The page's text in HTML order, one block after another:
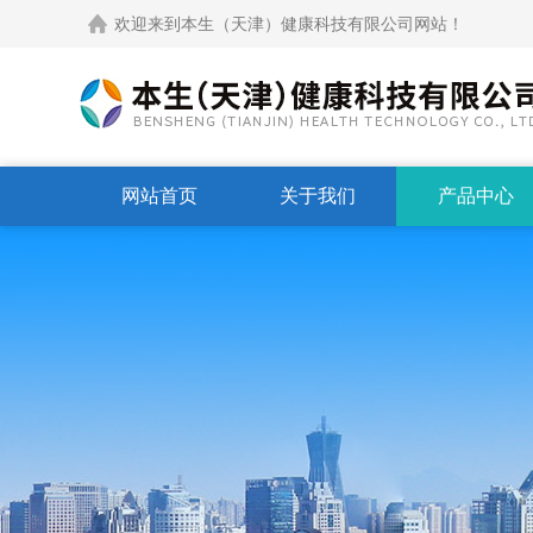
欢迎来到本生（天津）健康科技有限公司网站！
网站首页 关于我们 产品中心